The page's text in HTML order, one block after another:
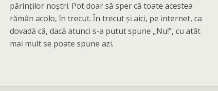
părinților noștri. Pot doar să sper că toate acestea
rămân acolo, în trecut. În trecut și aici, pe internet, ca
dovadă că, dacă atunci s-a putut spune „Nu!”, cu atât
mai mult se poate spune azi.